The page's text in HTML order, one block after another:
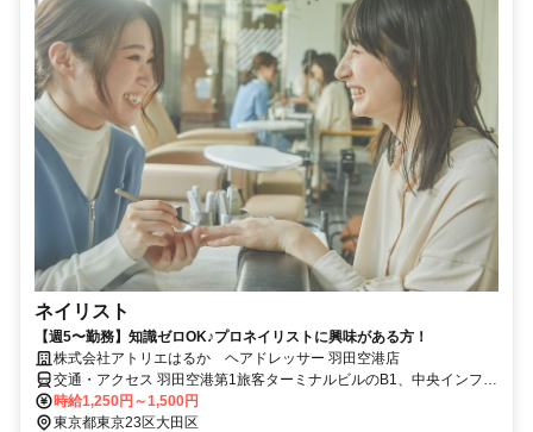
ネイリスト
【週5〜勤務】知識ゼロOK♪プロネイリストに興味がある方！
株式会社アトリエはるか ヘアドレッサー 羽田空港店
交通・アクセス 羽田空港第1旅客ターミナルビルのB1、中央インフォ
から徒歩0分 羽田空港第一ターミナルB1F
時給1,250円～1,500円
東京都東京23区大田区